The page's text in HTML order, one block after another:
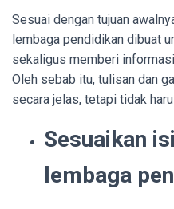
Sesuai dengan tujuan
lembaga pendidikan dibuat
sekaligus memberi
Oleh sebab itu, tulisan dan
secara jelas, tetapi tidak
Sesuaikan
lembaga